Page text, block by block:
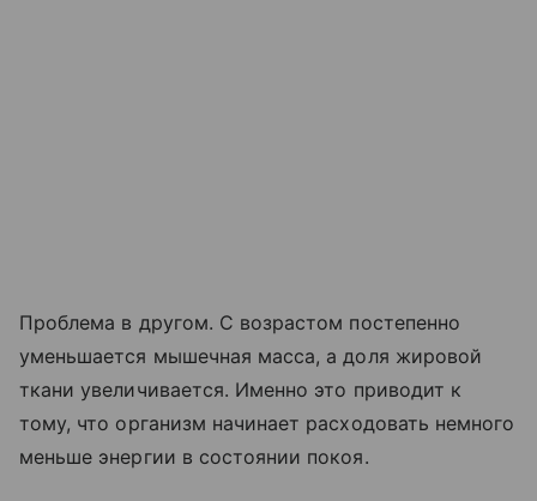
Проблема в другом. С возрастом постепенно
уменьшается мышечная масса, а доля жировой
ткани увеличивается. Именно это приводит к
тому, что организм начинает расходовать немного
меньше энергии в состоянии покоя.